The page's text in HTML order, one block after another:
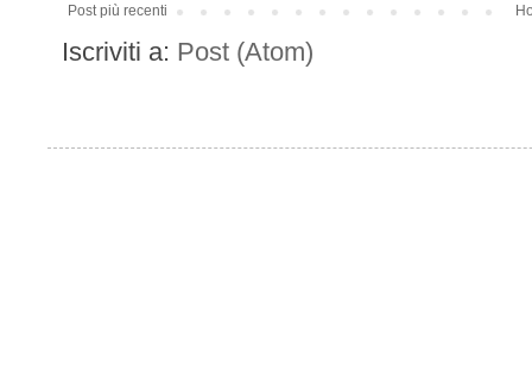
Post più recenti
Iscriviti a: Post (Atom)